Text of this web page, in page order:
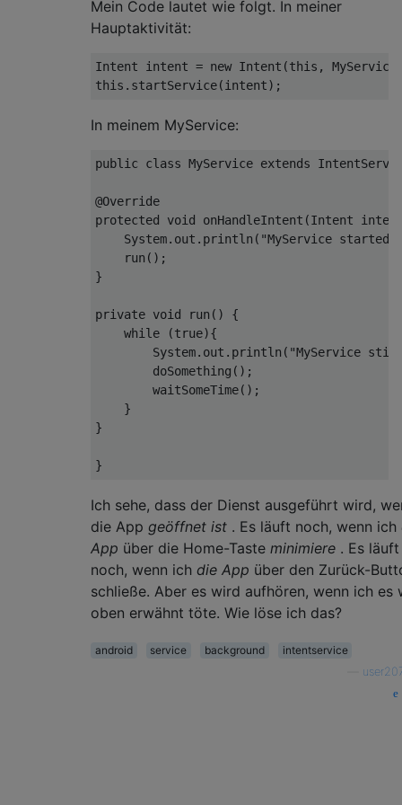
Mein Code lautet wie folgt. In meiner
Hauptaktivität:
Intent intent = new Intent(this ,
this
In meinem MyService:
public class MyService extends
@Override
protected void onHandleIntent(Intent
System.out.println( "MyService started"
    run();
}
private void run() {
while (true){
System.out.println( "MyService
        doSomething();
        waitSomeTime();
    }
}
Ich sehe, dass der Dienst ausgeführt wird,
die App geöffnet ist . Es läuft noch, wenn ich
App über die Home-Taste minimiere . Es läuft
noch, wenn ich die App über den Zurück-
schließe. Aber es wird aufhören, wenn ich es
oben erwähnt töte. Wie löse ich das?
android service background
intentservice